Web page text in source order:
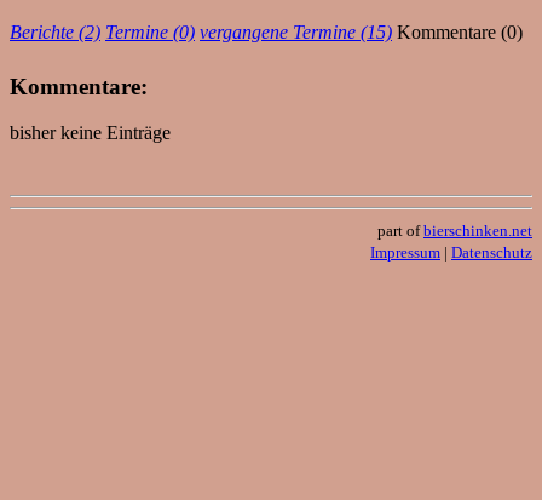
Berichte (2) Termine (0) vergangene Termine (15) Kommentare (0)
Kommentare:
bisher keine Einträge
part ofbierschinken.net
Impressum | Datenschutz